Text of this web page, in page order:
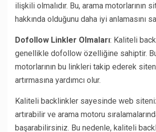
ilişkili olmalıdır. Bu, arama motorlarının
hakkında olduğunu daha iyi anlamasını
Dofollow Linkler Olmaları: Kaliteli
genellikle dofollow özelliğine sahiptir.
motorlarının bu linkleri takip ederek
artırmasına yardımcı olur.
Kaliteli backlinkler sayesinde web
artırabilir ve arama motoru
başarabilirsiniz. Bu nedenle, kaliteli